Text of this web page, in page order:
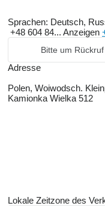
Sprachen: Deutsch,
+48 604 84... Anzeigen
Bitte um Rückruf
Adresse
Polen, Woiwodsch.
Kamionka Wielka 512
Lokale Zeitzone des